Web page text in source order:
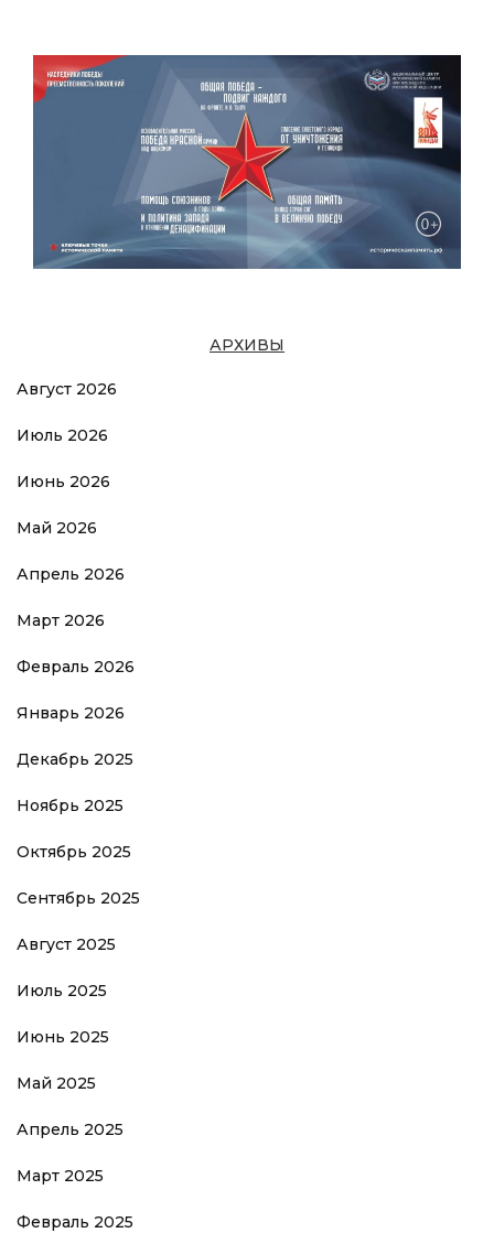
АРХИВЫ
Август 2026
Июль 2026
Июнь 2026
Май 2026
Апрель 2026
Март 2026
Февраль 2026
Январь 2026
Декабрь 2025
Ноябрь 2025
Октябрь 2025
Сентябрь 2025
Август 2025
Июль 2025
Июнь 2025
Май 2025
Апрель 2025
Март 2025
Февраль 2025